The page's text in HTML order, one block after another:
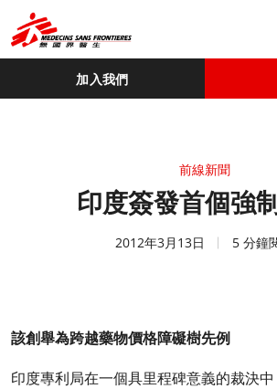
加入我們
前線新聞
印度簽發首個強
2012年3月13日 5 分鐘
該創舉為跨越藥物價格障礙樹先例
印度專利局在一個具里程碑意義的裁決